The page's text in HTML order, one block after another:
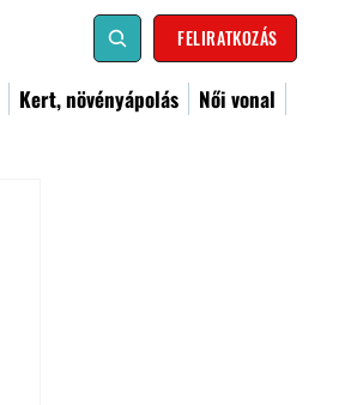
FELIRATKOZÁS
Kert, növényápolás
Női vonal